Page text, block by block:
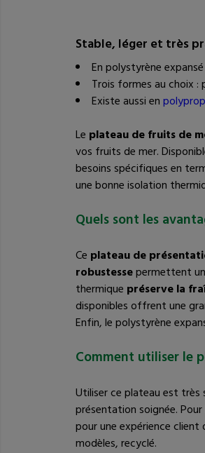
Stable, léger et très
En polystyrène expansé
Trois formes au choix
Existe aussi en
Le plateau de fruits de
vos fruits de mer.
besoins spécifiques en
une bonne isolation
Quels sont les
Ce plateau de
robustessepermettent
thermique préserve la
disponibles offrent une
Enfin, le polystyrène
Comment utiliser le
Utiliser ce plateau est très
présentation soignée.
pour une expérience
modèles, recyclé.